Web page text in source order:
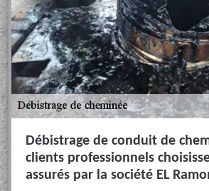
Débistrage de conduit de
clients professionnels
assurés par la société EL